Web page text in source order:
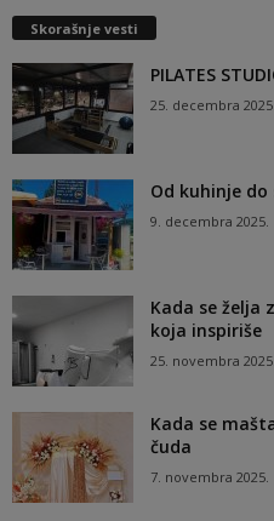
Skorašnje vesti
PILATES
25. decembra 2025.
Od kuhinje
9. decembra 2025.
Kada se želja
koja inspiriše
25. novembra 2025.
Kada se
čuda
7. novembra 2025.